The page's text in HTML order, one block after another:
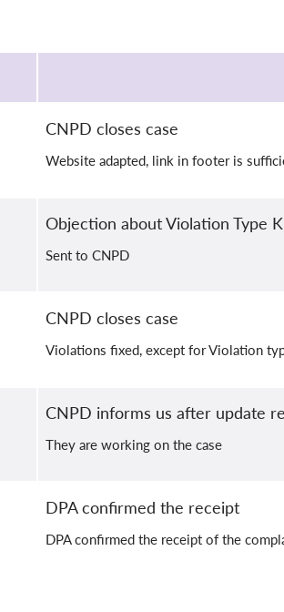
CNPD closes case
Website adapted, link in footer is
Objection about Violation Type K
Sent to CNPD
CNPD closes case
Violations fixed, except for Violation
CNPD informs us after update
They are working on the case
DPA confirmed the receipt
DPA confirmed the receipt of the